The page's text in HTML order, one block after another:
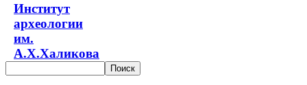
Институт
археологии
им.
А.Х.Халикова